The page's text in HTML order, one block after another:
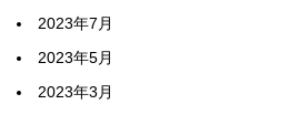
2023年7月
2023年5月
2023年3月